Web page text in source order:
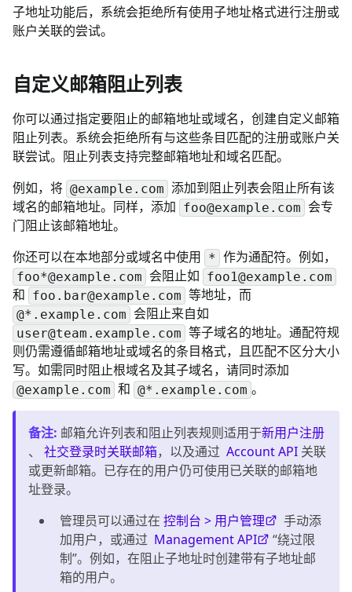
子地址功能后，系统会拒绝所有使用子地址格式进行注册或
账户关联的尝试。
自定义邮箱阻止列表
你可以通过指定要阻止的邮箱地址或域名，创建自定义邮箱
阻止列表。系统会拒绝所有与这些条目匹配的注册或账户关
联尝试。阻止列表支持完整邮箱地址和域名匹配。
例如，将 @example.com 添加到阻止列表会阻止所有该
域名的邮箱地址。同样，添加 foo@example.com 会专
门阻止该邮箱地址。
你还可以在本地部分或域名中使用 * 作为通配符。例如，
foo*@example.com 会阻止如 foo1@example.com
和 foo.bar@example.com 等地址，而
@*.example.com 会阻止来自如
user@team.example.com 等子域名的地址。通配符规
则仍需遵循邮箱地址或域名的条目格式，且匹配不区分大小
写。如需同时阻止根域名及其子域名，请同时添加
@example.com 和 @*.example.com 。
备注: 邮箱允许列表和阻止列表规则适用于新用户注册
、
社交登录时关联邮箱，以及通过 Account API 关联
或更新邮箱。已存在的用户仍可使用已关联的邮箱地
址登录。
管理员可以通过在 控制台 > 用户管理
手动添
加用户，或通过 Management API
“绕过限
制”。例如，在阻止子地址时创建带有子地址邮
箱的用户。